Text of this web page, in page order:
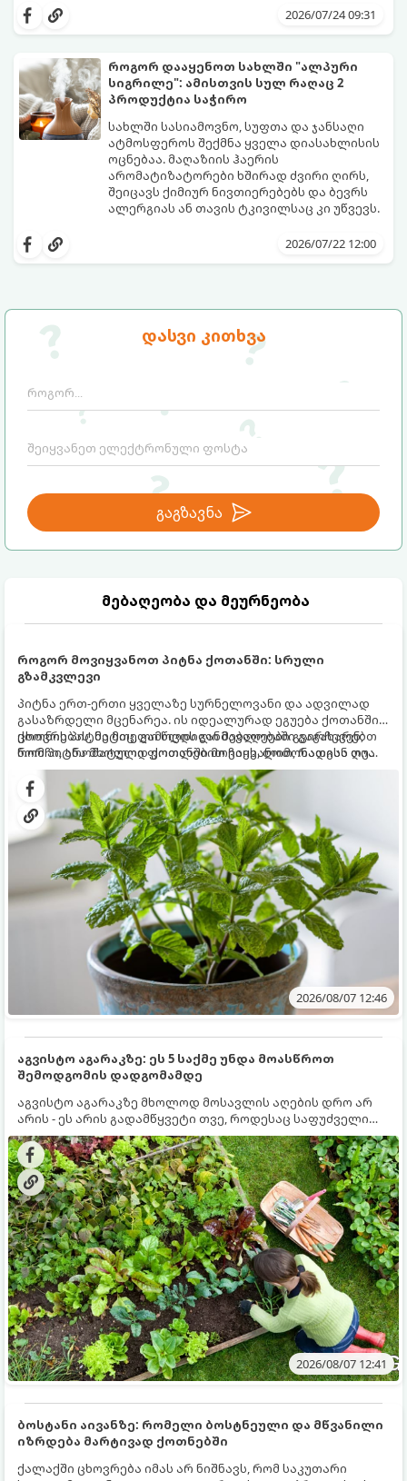
დასვი კითხვა
გაგზავნა
მებაღეობა და მეურნეობა
როგორ მოვიყვანოთ პიტნა ქოთანში: სრული
გზამკვლევი
პიტნა ერთ-ერთი ყველაზე სურნელოვანი და ადვილად
გასაზრდელი მცენარეა. ის იდეალურად ეგუება ქოთანში
ცხოვრებას, მეტიც, გამოცდილი მებაღეები გვირჩევენ,
რომ პიტნა მხოლოდ ქოთანში მოვიყვანოთ, რადგან ღია
გრუნტში (ბაღში) დარგვისას ის ფესვებით ძალიან
სწრაფად ვრცელდება და სხვა მცენარეებს ავიწროებს.
ქოთნის პიტნა მთელი წლის განმავლობაში გაგახარებთ
ნორჩი, არომატული ფოთლებით ჩაის, ლიმონათისა თუ
კერძებისთვის.
2026/08/07 12:46
აგვისტო აგარაკზე: ეს 5 საქმე უნდა მოასწროთ
შემოდგომის დადგომამდე
აგვისტო აგარაკზე მხოლოდ მოსავლის აღების დრო არ
არის - ეს არის გადამწყვეტი თვე, როდესაც საფუძველი
ეყრება მომავალი წლის მოსავალს და ბაღი მზადდება
შემოდგომა-ზამთრის სეზონისთვის. იმისათვის, რომ
ნიადაგმა ენერგია აღიდგინოს, ხოლო მცენარეებმა
ზამთარს გაუძლონ, აგვისტოს ბოლომდე 5
მნიშვნელოვანი საქმის გაკეთება უნდა მოასწროთ:
2026/08/07 12:41
ბოსტანი აივანზე: რომელი ბოსტნეული და მწვანილი
იზრდება მარტივად ქოთნებში
ქალაქში ცხოვრება იმას არ ნიშნავს, რომ საკუთარი
ეფექტური, ბიუჯეტური და აპრობირებული
ლაქების ამოყვანასა და პირვანდელი
სიახლის დაბრუნებას.
2026/07/24 09:31
როგორ დააყენოთ სახლში "ალპური
სიგრილე": ამისთვის სულ რაღაც 2
პროდუქტია საჭირო
სახლში სასიამოვნო, სუფთა და ჯანსაღი
ატმოსფეროს შექმნა ყველა დიასახლისის
ოცნებაა. მაღაზიის ჰაერის
არომატიზატორები ხშირად ძვირი ღირს,
შეიცავს ქიმიურ ნივთიერებებს და ბევრს
ალერგიას ან თავის ტკივილსაც კი უწვევს.
სიგრილისა“ და სიახლის ეფექტის მიღწევა
ინგრედიენტი დაგჭირდებათ, რომლებიც
2026/07/22 12:00